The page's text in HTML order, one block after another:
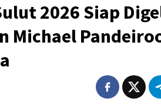
2026 Siap
Michael